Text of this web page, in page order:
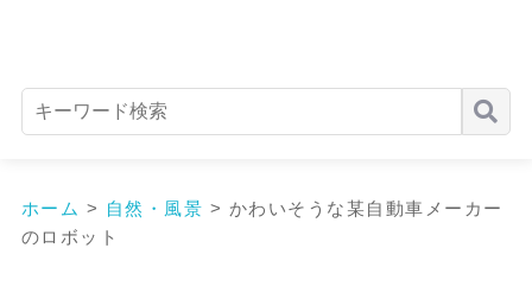
ホーム > 自然・風景 > かわいそうな某自動車メーカー
のロボット